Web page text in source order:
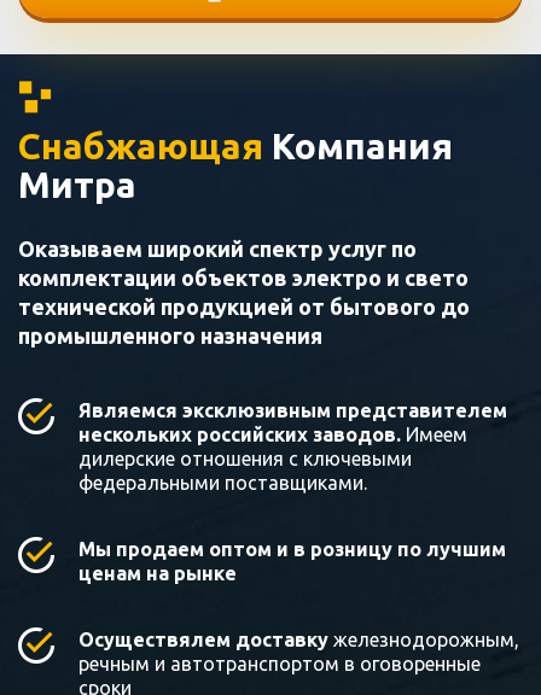
Снабжающая Компания
Митра
Оказываем широкий спектр услуг по
комплектации объектов электро и свето
технической продукцией от бытового до
промышленного назначения
Являемся эксклюзивным представителем
нескольких российских заводов. Имеем
дилерские отношения с ключевыми
федеральными поставщиками.
Мы продаем оптом и в розницу по лучшим
ценам на рынке
Осуществялем доставку железнодорожным,
речным и автотранспортом в оговоренные
сроки